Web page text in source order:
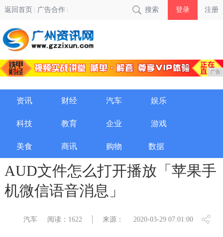
返回首页 广告合作 搜索 登录 注册
广告
资讯 财经 汽车 娱乐
科技 教育 企业 游戏
美食 商讯 购物 数据
AUD文件怎么打开播放「苹果手
机微信语音消息」
汽车 阅读：1622 来源： 2020-03-29 07:01:00